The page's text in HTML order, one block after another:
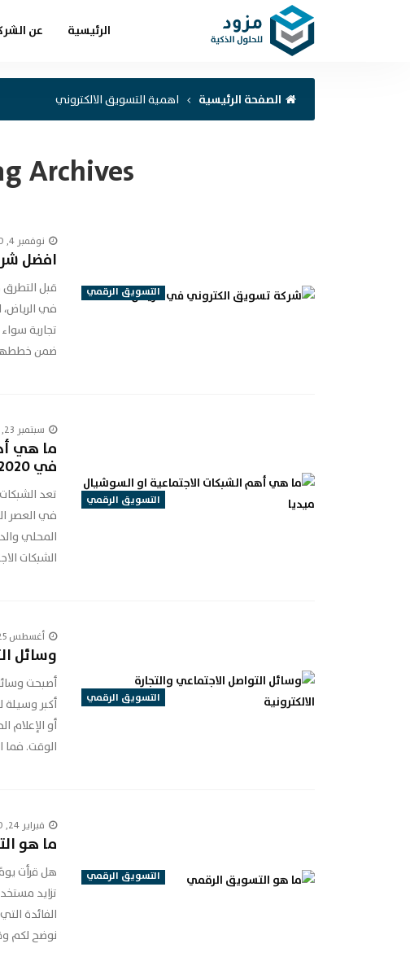
الرئيسية عن
الصفحة الرئيسية اهمية التسويق الالكتروني
Archives:
التسويق الرقمي
نوفمبر 4, 2020 @ 13:01م
افضل
قبل
في الرياض،
تجارية
ضمن خططها
التسويق الرقمي
سبتمبر 23, 2020 @ 17:45م
ما هي
في 2020
تعد
المحلي
الشبكات
التسويق الرقمي
أغسطس 25, 2020 @ 15:28م
وسائل
أصبحت
أكبر وسيلة
أو الإعلام
الوقت. فما
التسويق الرقمي
فبراير 24, 2020 @ 13:59م
ما هو
هل قرأت
تزايد
الفائدة
نوضح لكم